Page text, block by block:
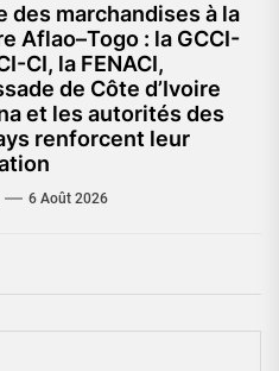
des marchandises à la
Aflao–Togo : la GCCI-
CI, la FENACI,
de Côte d’Ivoire
et les autorités des
renforcent leur
6 Août 2026